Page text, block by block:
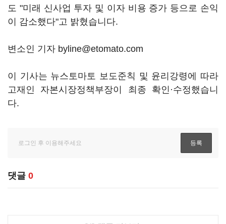
도 "미래 신사업 투자 및 이자 비용 증가 등으로 손익
이 감소했다"고 밝혔습니다.
변소인 기자 byline@etomato.com
이 기사는 뉴스토마토 보도준칙 및 윤리강령에 따라
고재인 자본시장정책부장이 최종 확인·수정했습니
다.
댓글 0